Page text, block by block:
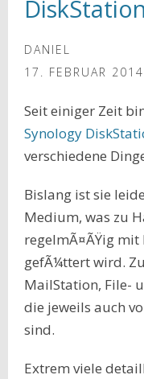
DiskStation
DANIEL
17. FEBRUAR 2014
Seit einiger Zeit
Synology
verschiedene
Bislang ist sie
Medium, was zu
regelmÃ¤ÃŸig mit
gefÃ¼ttert wird.
MailStation, File-
die jeweils auch
sind.
Extrem viele